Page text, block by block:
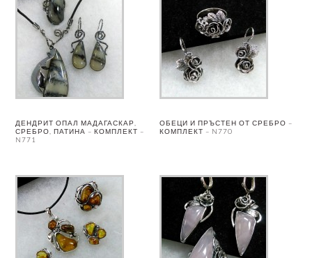
ДЕНДРИТ ОПАЛ МАДАГАСКАР,
СРЕБРО, ПАТИНА – КОМПЛЕКТ –
N771
ОБЕЦИ И ПРЪСТЕН ОТ СРЕБРО –
КОМПЛЕКТ – N770